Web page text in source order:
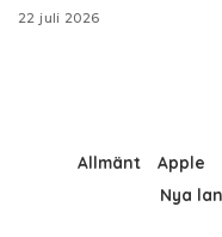
22 juli 2026
Allmänt Apple
Nya